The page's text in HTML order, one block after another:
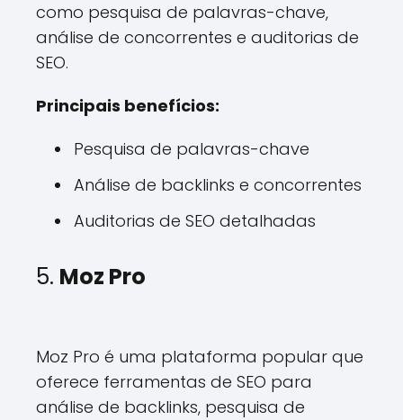
como pesquisa de palavras-chave,
análise de concorrentes e auditorias de
SEO.
Principais benefícios:
Pesquisa de palavras-chave
Análise de backlinks e concorrentes
Auditorias de SEO detalhadas
5. Moz Pro
Moz Pro é uma plataforma popular que
oferece ferramentas de SEO para
análise de backlinks, pesquisa de